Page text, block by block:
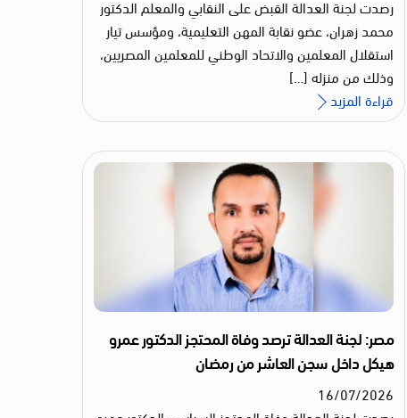
رصدت لجنة العدالة القبض على النقابي والمعلم الدكتور
محمد زهران، عضو نقابة المهن التعليمية، ومؤسس تيار
استقلال المعلمين والاتحاد الوطني للمعلمين المصريين،
وذلك من منزله […]
قراءة المزيد
مصر: لجنة العدالة ترصد وفاة المحتجز الدكتور عمرو
هيكل داخل سجن العاشر من رمضان
16/07/2026